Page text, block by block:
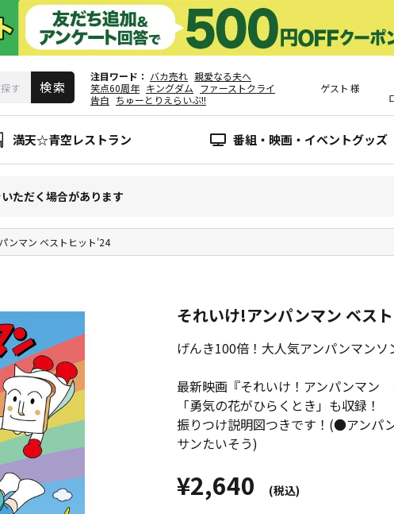
注目ワード バカ売れ 親愛なる夫へ
笑点60周年 キングダム ファーストクライ
告白 ちゅーとりえらいぶ!!
ゲスト 様
満天☆青空レストラン 番組・映画・イベントグッズ
ただく場合があります
ンマン ベストヒット'24
それいけ!アンパンマン ベス
げんき100倍！大人気アンパンマン
最新映画『それいけ！アンパンマン
「勇気の花がひらくとき」も収録！
振りつけ説明図つきです！(●アンパ
サンたいそう)
¥2,640 (税込)